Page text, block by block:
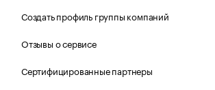
Создать профиль группы компаний
Отзывы о сервисе
Сертифицированные партнеры